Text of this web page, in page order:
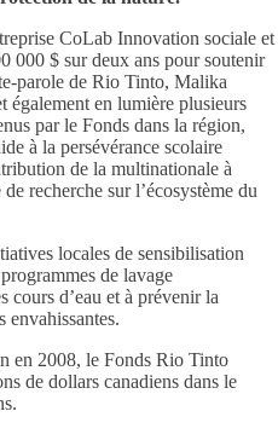
CoLab Innovation sociale et
000 $ sur deux ans pour soutenir
parole de Rio Tinto, Malika
également en lumière plusieurs
par le Fonds dans la région,
à la persévérance scolaire
de la multinationale à
recherche sur l’écosystème du
locales de sensibilisation
de lavage
cours d’eau et à prévenir la
envahissantes.
en 2008, le Fonds Rio Tinto
de dollars canadiens dans le